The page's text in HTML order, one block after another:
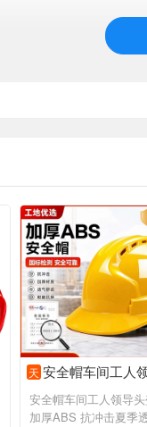
天 安全帽车间工人领导头盔国标加厚ABS 抗冲击夏季透气电
安全帽车间工人领导
加厚ABS 抗冲击夏季